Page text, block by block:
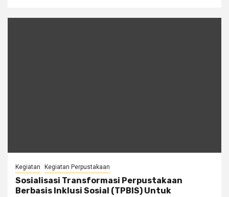
Kegiatan Kegiatan Perpustakaan
Sosialisasi Transformasi Perpustakaan
Berbasis Inklusi Sosial (TPBIS) Untuk